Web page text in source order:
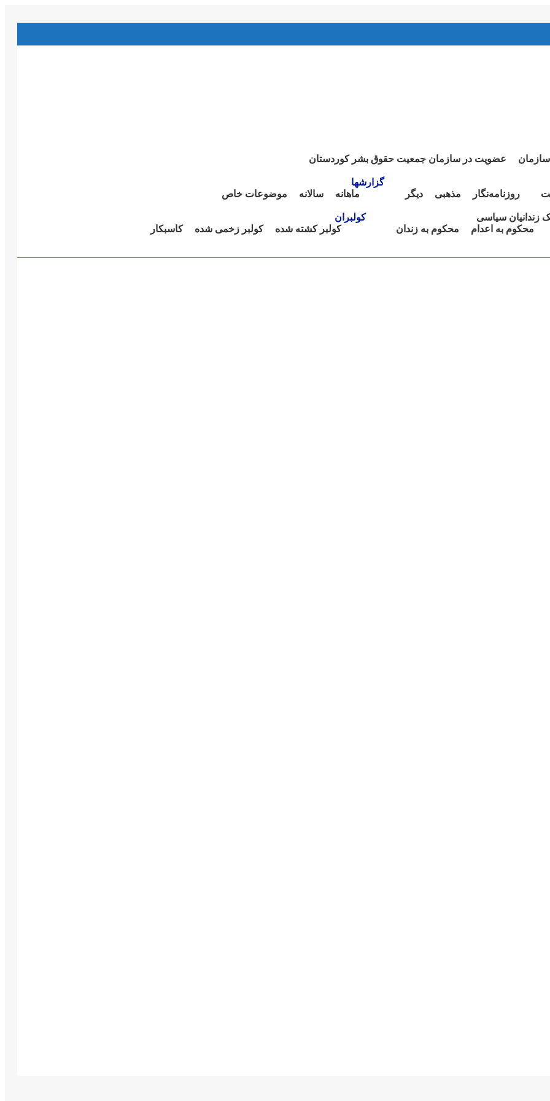
عضویت در سازمان جمعیت حقوق بشر کوردستان
روزنامەنگار مذهبی دیگر
گزارشها
ماهانە
سالانە موضوعات خاص
زندانیان سیاسی
محکوم بە اعدام
محکوم بە زندان
کولبران
کولبر کشتە شدە
کولبر زخمی شدە کاسبکار